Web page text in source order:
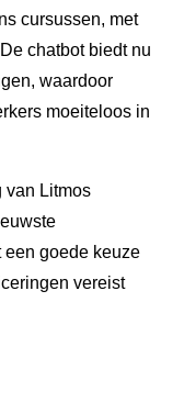
cursussen, met
chatbot biedt nu
waardoor
moeiteloos in
van Litmos
een goede keuze
vereist